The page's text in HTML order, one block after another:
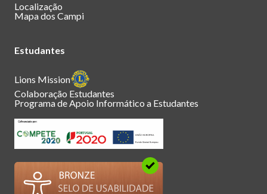
Localização
Mapa dos Campi
Estudantes
Lions Mission
Colaboração Estudantes
Programa de Apoio Informático a Estudantes